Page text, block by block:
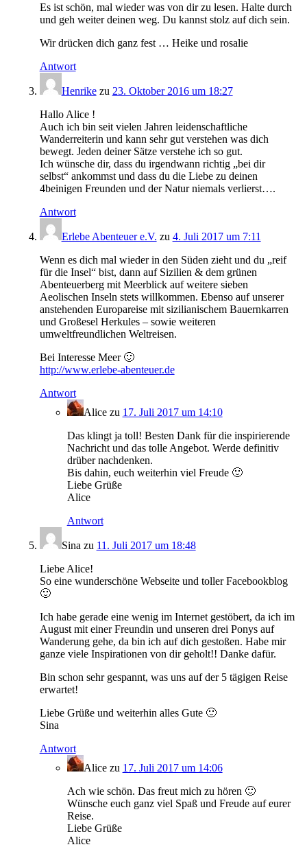
Es ist schön, mal wieder was von dir zu lesen. Halte durch
und geh weiter deinen weg. Du kannst stolz auf dich sein.
Wir drücken dich ganz fest … Heike und rosalie
Antwort
Henrikezu 23. Oktober 2016 um 18:27
Hallo Alice !
Auch ich bin seit vielen Jahren leidenschaftliche
Wanderreiterin und kann sehr gut verstehen was dich
bewegt. Jeden deiner Sätze verstehe ich so gut.
Ich wünsche dir, dass du irgendwann richtig „bei dir
selbst“ ankommst und dass du die Liebe zu deinen
4beinigen Freunden und der Natur niemals verlierst….
Antwort
Erlebe Abenteuer e.V. zu 4. Juli 2017 um 7:11
Wenn es dich mal wieder in den Süden zieht und du „reif
für die Insel“ bist, dann auf Sizilien & dem grünen
Abenteuerberg mit Meerblick auf weitere sieben
Aeolischen Inseln stets willkommen. Ebenso auf unserer
anstehenden Europareise mit sizilianischem Bauernkarren
und Großesel Herkules – sowie weiteren
umweltfreundlichen Weltreisen.
Bei Interesse Meer 🙂
http://www.erlebe-abenteuer.de
Antwort
Alicezu 17. Juli 2017 um 14:10
Das klingt ja toll! Besten Dank für die inspirierende
Nachricht und das tolle Angebot. Werde definitiv
drüber nachdenken.
Bis dahin, euch weiterhin viel Freude 🙂
Liebe Grüße
Alice
Antwort
Sina zu 11. Juli 2017 um 18:48
Liebe Alice!
So eine wunderschöne Webseite und toller Facebookblog
🙂
Ich habe gerade eine wenig im Internet gestöbert, da ich im
August mit einer Freundin und unseren drei Ponys auf
Wanderung gehe, da bin ich auf dich gestoßen. Habe mir
ganze viele Inspirationen von dir geholt!! Danke dafür.
Bin schon sehr gespannt, was uns auf der 5 tägigen Reise
erwartet!
Liebe Grüße und weiterhin alles Gute 🙂
Sina
Antwort
Alicezu 17. Juli 2017 um 14:06
Ach wie schön. Das freut mich zu hören 🙂
Wünsche euch ganz viel Spaß und Freude auf eurer
Reise.
Liebe Grüße
Alice